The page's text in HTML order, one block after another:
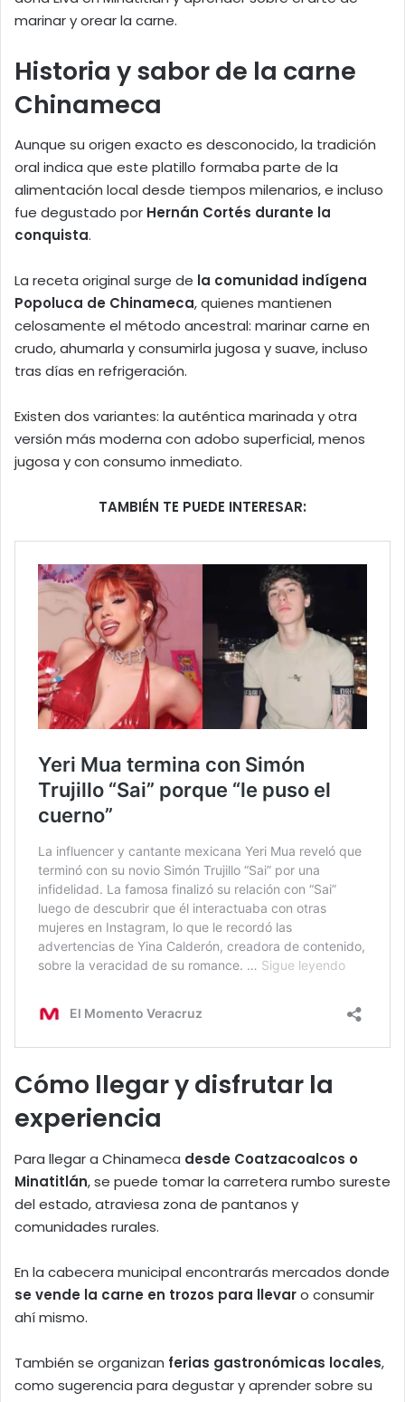
marinar y orear la carne.
Historia y sabor de la carne
Chinameca
Aunque su origen exacto es desconocido, la tradición
oral indica que este platillo formaba parte de la
alimentación local desde tiempos milenarios, e incluso
fue degustado por Hernán Cortés durante la
conquista.
La receta original surge de la comunidad indígena
Popoluca de Chinameca, quienes mantienen
celosamente el método ancestral: marinar carne en
crudo, ahumarla y consumirla jugosa y suave, incluso
tras días en refrigeración.
Existen dos variantes: la auténtica marinada y otra
versión más moderna con adobo superficial, menos
jugosa y con consumo inmediato.
TAMBIÉN TE PUEDE INTERESAR:
Cómo llegar y disfrutar la
experiencia
Para llegar a Chinameca desde Coatzacoalcos o
Minatitlán, se puede tomar la carretera rumbo sureste
del estado, atraviesa zona de pantanos y
comunidades rurales.
En la cabecera municipal encontrarás mercados donde
se vende la carne en trozos para llevaro consumir
ahí mismo.
También se organizan ferias gastronómicas locales,
como sugerencia para degustar y aprender sobre su